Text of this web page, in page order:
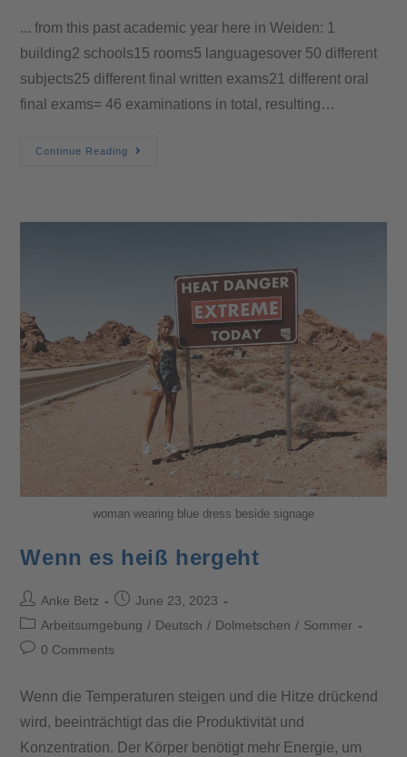
... from this past academic year here in Weiden: 1
building2 schools15 rooms5 languagesover 50 different
subjects25 different final written exams21 different oral
final exams= 46 examinations in total, resulting…
Continue Reading
woman wearing blue dress beside signage
Wenn es heiß hergeht
Anke Betz
June 23, 2023
Arbeitsumgebung / Deutsch / Dolmetschen / Sommer
0 Comments
Wenn die Temperaturen steigen und die Hitze drückend
wird, beeinträchtigt das die Produktivität und
Konzentration. Der Körper benötigt mehr Energie, um